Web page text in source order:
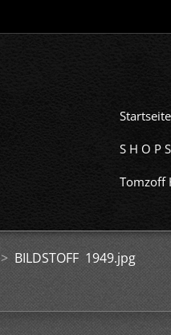
Startseite
S H O P S
Tomzoff
>BILDSTOFF 1949.jpg